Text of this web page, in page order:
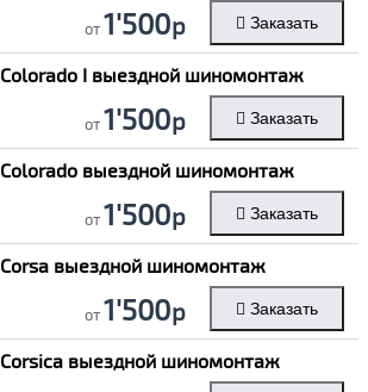
от1'500р Заказать
Colorado I выездной шиномонтаж
от1'500р Заказать
Colorado выездной шиномонтаж
от1'500р Заказать
Corsa выездной шиномонтаж
от1'500р Заказать
Corsica выездной шиномонтаж